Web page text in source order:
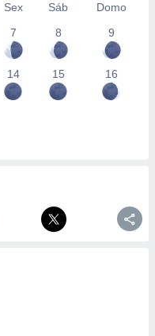
Sex Sáb
Domo
7 8 9
14 15 16